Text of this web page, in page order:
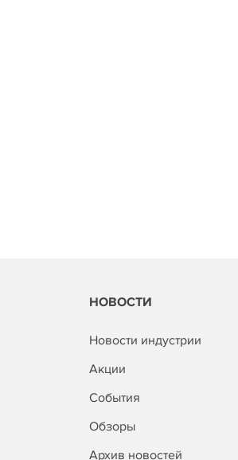
НОВОСТИ
Новости индустрии
Акции
События
Обзоры
Архив новостей